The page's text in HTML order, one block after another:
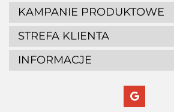
KAMPANIE PRODUKTOWE
STREFA KLIENTA
INFORMACJE